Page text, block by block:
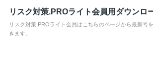
リスク対策.PROライト会員用ダウンロ
リスク対策.PROライト会員はこちらのページから最新号
きます。